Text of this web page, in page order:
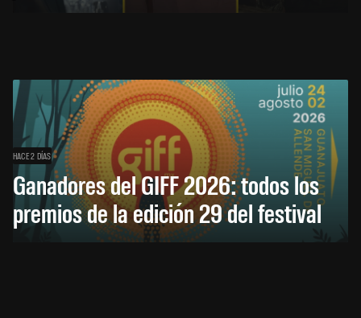
HACE 2 DÍAS
Ganadores del GIFF 2026: todos los
premios de la edición 29 del festival